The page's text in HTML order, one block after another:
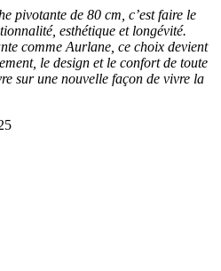
pivotante de 80 cm, c’est faire le
esthétique et longévité.
comme Aurlane, ce choix devient
le design et le confort de toute
sur une nouvelle façon de vivre la